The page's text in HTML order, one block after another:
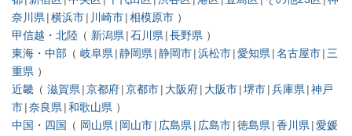
奈川県 横浜市 川崎市 相模原市
甲信越・北陸
新潟県 石川県 長野県
東海・中部
岐阜県 静岡県 静岡市 浜松市 愛知県 名古屋市 三
重県
近畿
滋賀県 京都府 京都市 大阪府 大阪市 堺市 兵庫県 神戸
市 奈良県 和歌山県
中国・四国
岡山県 岡山市 広島県 広島市 徳島県 香川県 愛媛